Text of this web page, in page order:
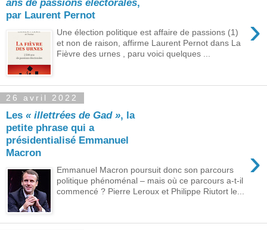
ans de passions électorales,
par Laurent Pernot
›
Une élection politique est affaire de passions (1)
et non de raison, affirme Laurent Pernot dans La
Fièvre des urnes , paru voici quelques ...
26 avril 2022
Les « illettrées de Gad », la
petite phrase qui a
présidentialisé Emmanuel
Macron
›
Emmanuel Macron poursuit donc son parcours
politique phénoménal – mais où ce parcours a-t-il
commencé ? Pierre Leroux et Philippe Riutort le...